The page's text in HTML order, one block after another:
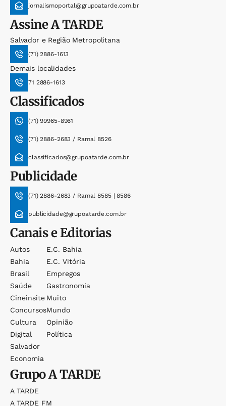
jornalismoportal@grupoatarde.com.br
AssineA TARDE
Salvador e Região Metropolitana
(71) 2886-1613
Demais localidades
71 2886-1613
Classificados
(71) 99965-8961
(71) 2886-2683 / Ramal 8526
classificados@grupoatarde.com.br
Publicidade
(71) 2886-2683 / Ramal 8585 | 8586
publicidade@grupoatarde.com.br
Canais e Editorias
Autos
Bahia
Brasil
Saúde
Cineinsite
Concursos
Cultura
Digital
Salvador
Economia
E.c. Bahia
E.c. Vitória
Empregos
Gastronomia
Muito
Mundo
Opinião
Política
GrupoA TARDE
A TARDE
A TARDE FM